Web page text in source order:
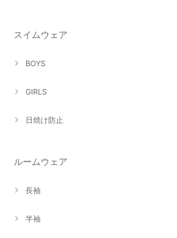
スイムウェア
BOYS
GIRLS
日焼け防止
ルームウェア
長袖
半袖